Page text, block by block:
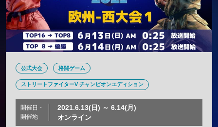
公式大会 格闘ゲーム
ストリートファイターV チャンピオンエディション
開催日・
開催地
2021.6.13(日) ～ 6.14(月)
オンライン